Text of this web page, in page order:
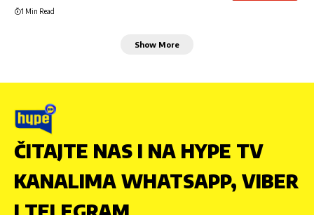
1 Min Read
Show More
ČITAJTE NAS I NA HYPE TV
KANALIMA WHATSAPP, VIBER